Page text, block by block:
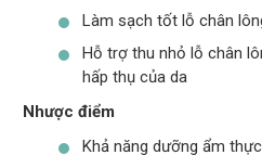
Làm sạch tốt lỗ chân
Hỗ trợ thu nhỏ lỗ chân
hấp thụ của da
Nhược điểm
Khả năng dưỡng ẩm